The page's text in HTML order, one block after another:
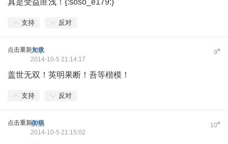
真是受益匪浅！{:soso_e179:}
支持 反对
点击重新加载 9#
大水
2014-10-5 21:14:17
盖世无双！英明果断！吾等楷模！
支持 反对
点击重新加载 10#
棋悟
2014-10-5 21:15:02